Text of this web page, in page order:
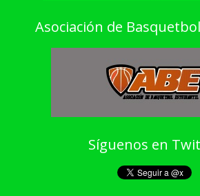
Asociación de
Síguenos en